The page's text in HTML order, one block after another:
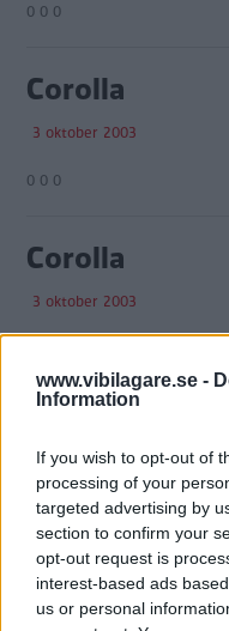
www.vibilagare.se -
Information
If you wish to opt-out of
processing of your
targeted advertising by
section to confirm your
opt-out request is
interest-based ads
us or personal
0 0 0
Corolla
3 oktober 2003
0 0 0
Corolla
3 oktober 2003
27 september 2003
0 0 0
Rosttest: